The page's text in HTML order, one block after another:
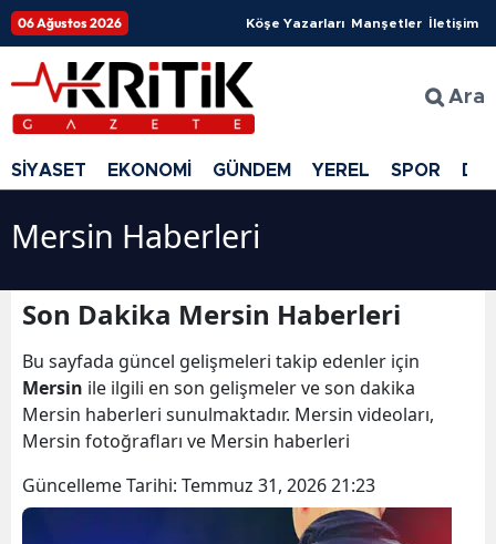
06 Ağustos 2026 Köşe Yazarları Manşetler İletişim
Ara
SİYASET EKONOMİ GÜNDEM YEREL SPOR
Mersin Haberleri
Son Dakika Mersin Haberleri
Bu sayfada güncel gelişmeleri takip edenler için
Mersin ile ilgili en son gelişmeler ve son dakika
Mersin haberleri sunulmaktadır. Mersin videoları,
Mersin fotoğrafları ve Mersin haberleri
Güncelleme Tarihi: Temmuz 31, 2026 21:23